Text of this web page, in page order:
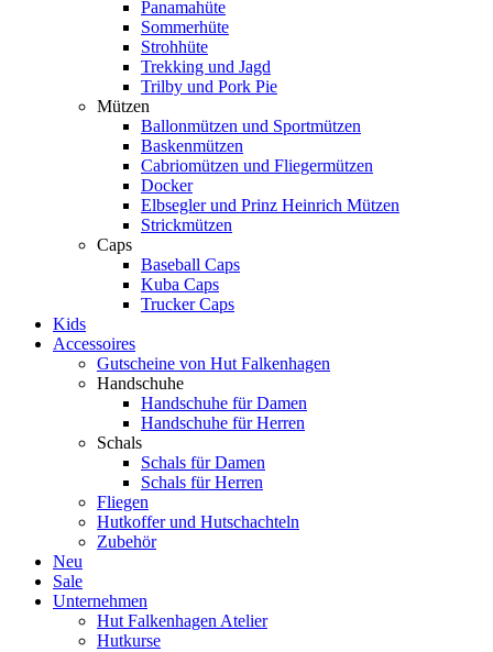
Panamahüte
Sommerhüte
Strohhüte
Trekking und Jagd
Trilby und Pork Pie
Mützen
Ballonmützen und Sportmützen
Baskenmützen
Cabriomützen und Fliegermützen
Docker
Elbsegler und Prinz Heinrich Mützen
Strickmützen
Caps
Baseball Caps
Kuba Caps
Trucker Caps
Kids
Accessoires
Gutscheine von Hut Falkenhagen
Handschuhe
Handschuhe für Damen
Handschuhe für Herren
Schals
Schals für Damen
Schals für Herren
Fliegen
Hutkoffer und Hutschachteln
Zubehör
Neu
Sale
Unternehmen
Hut Falkenhagen Atelier
Hutkurse